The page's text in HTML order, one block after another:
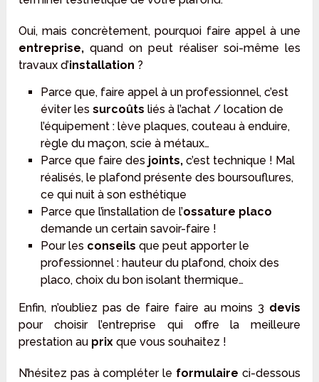
Oui, mais concrètement, pourquoi faire appel à une
entreprise, quand on peut réaliser soi-même les
travaux d’installation ?
Parce que, faire appel à un professionnel, c’est
éviter les surcoûts liés à l’achat / location de
l’équipement : lève plaques, couteau à enduire,
règle du maçon, scie à métaux…
Parce que faire des joints,c’est technique ! Mal
réalisés, le plafond présente des boursouflures,
ce qui nuit à son esthétique
Parce que l’installation de l’ossature placo
demande un certain savoir-faire !
Pour les conseils que peut apporter le
professionnel : hauteur du plafond, choix des
placo, choix du bon isolant thermique…
Enfin, n’oubliez pas de faire faire au moins 3 devis
pour choisir l’entreprise qui offre la meilleure
prestation au prix que vous souhaitez !
N’hésitez pas à compléter le formulaire ci-dessous